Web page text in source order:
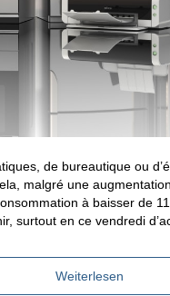
de bureautique ou
malgré une
à baisser de
surtout en ce vendredi
Weiterlesen